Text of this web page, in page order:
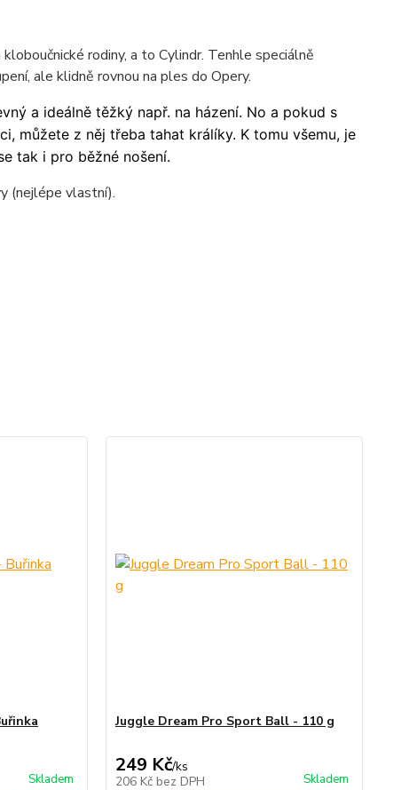
rodiny, a to Cylindr. Tenhle speciálně
ale klidně rovnou na ples do Opery.
a ideálně těžký např. na házení. No a pokud s
můžete z něj třeba tahat králíky. K tomu všemu, je
tak i pro běžné nošení.
(nejlépe vlastní).
Skladem
Juggle Dream Pro Sport Ball - 110 g
249 Kč/ks
206 Kč bez DPH Skladem